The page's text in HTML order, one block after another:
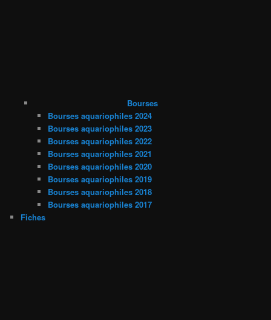
Bourses
Bourses aquariophiles 2024
Bourses aquariophiles 2023
Bourses aquariophiles 2022
Bourses aquariophiles 2021
Bourses aquariophiles 2020
Bourses aquariophiles 2019
Bourses aquariophiles 2018
Bourses aquariophiles 2017
Fiches